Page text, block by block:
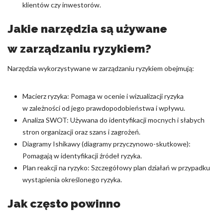
klientów czy inwestorów.
Jakie narzędzia są używane
w zarządzaniu ryzykiem?
Narzędzia wykorzystywane w zarządzaniu ryzykiem obejmują:
Macierz ryzyka: Pomaga w ocenie i wizualizacji ryzyka
w zależności od jego prawdopodobieństwa i wpływu.
Analiza SWOT: Używana do identyfikacji mocnych i słabych
stron organizacji oraz szans i zagrożeń.
Diagramy Ishikawy (diagramy przyczynowo-skutkowe):
Pomagają w identyfikacji źródeł ryzyka.
Plan reakcji na ryzyko: Szczegółowy plan działań w przypadku
wystąpienia określonego ryzyka.
Jak często powinno